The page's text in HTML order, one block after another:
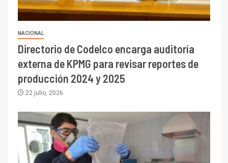
NACIONAL
Directorio de Codelco encarga auditoría
externa de KPMG para revisar reportes de
producción 2024 y 2025
22 julio, 2026